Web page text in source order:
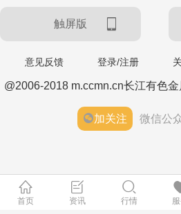
触屏版
意见反馈 登录/注册
@2006-2018 m.ccmn.cn长江有色
加关注 微信公
首页 资讯 行情